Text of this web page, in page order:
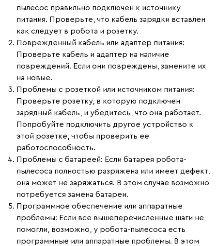
пылесос правильно подключен к источнику
питания. Проверьте, что кабель зарядки вставлен
как следует в робота и розетку.
Поврежденный кабель или адаптер питания:
Проверьте кабель и адаптер на наличие
повреждений. Если они повреждены, замените их
на новые.
Проблемы с розеткой или источником питания:
Проверьте розетку, в которую подключен
зарядный кабель, и убедитесь, что она работает.
Попробуйте подключить другое устройство к
этой розетке, чтобы проверить ее
работоспособность.
Проблемы с батареей: Если батарея робота-
пылесоса полностью разряжена или имеет дефект,
она может не заряжаться. В этом случае возможно
потребуется замена батареи.
Программное обеспечение или аппаратные
проблемы: Если все вышеперечисленные шаги не
помогли, возможно, у робота-пылесоса есть
программные или аппаратные проблемы. В этом